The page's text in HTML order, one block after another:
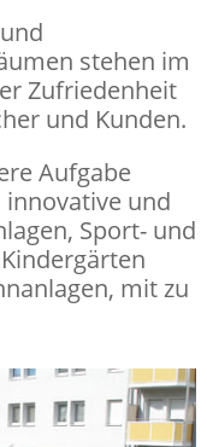
stehen im
Zufriedenheit
und Kunden.
Aufgabe
und
Sport- und
mit zu